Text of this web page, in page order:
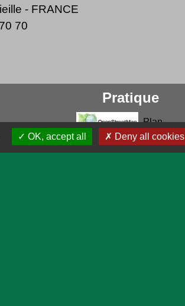
- FRANCE
70
Pratique
Plan
Démarches en ligne
OK, accept all Deny all cookies